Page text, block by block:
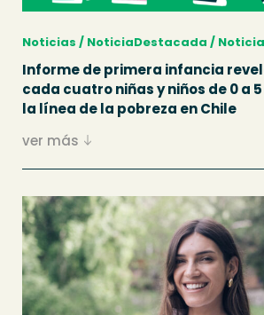
Noticias / NoticiaDestacada /
Informe de primera infancia
cada cuatro niñas y niños de 0 a
la línea de la pobreza en Chile
ver más